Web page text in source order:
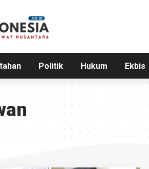
Politik Hukum Ekbis